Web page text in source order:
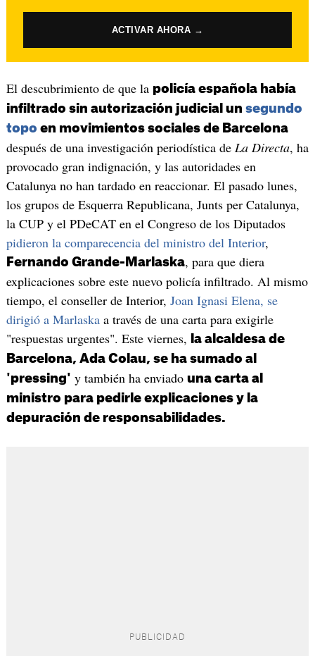
ACTIVAR AHORA →
El descubrimiento de que la policía española había
infiltrado sin autorización judicial un segundo
topo en movimientos sociales de Barcelona
después de una investigación periodística de La Directa, ha
provocado gran indignación, y las autoridades en
Catalunya no han tardado en reaccionar. El pasado lunes,
los grupos de Esquerra Republicana, Junts per Catalunya,
la CUP y el PDeCAT en el Congreso de los Diputados
pidieron la comparecencia del ministro del Interior,
Fernando Grande-Marlaska, para que diera
explicaciones sobre este nuevo policía infiltrado. Al mismo
tiempo, el conseller de Interior, Joan Ignasi Elena, se
dirigió a Marlaskaa través de una carta para exigirle
"respuestas urgentes". Este viernes,
la alcaldesa de
Barcelona, Ada Colau, se ha sumado al
'pressing' y también ha enviado una carta al
ministro para pedirle explicaciones y la
depuración de responsabilidades.